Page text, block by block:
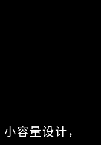
容量设计，